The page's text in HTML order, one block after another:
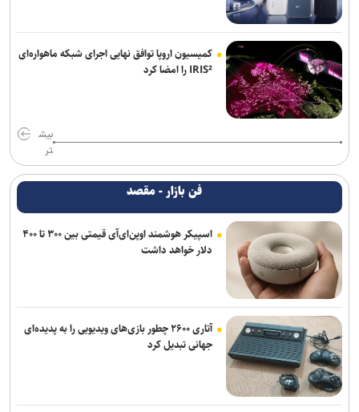
کمیسیون اروپا توافق نهایی اجرای شبکه ماهواره‌ای
IRIS² را امضا کرد
بیش
تر
فن بازار - مقصد
اسپیکر هوشمند اوپن‌ای‌آی قیمتی بین ۳۰۰ تا ۴۰۰
دلار خواهد داشت
آتاری ۲۶۰۰ چطور بازی‌های ویدیویی را به پدیده‌ای
جهانی تبدیل کرد